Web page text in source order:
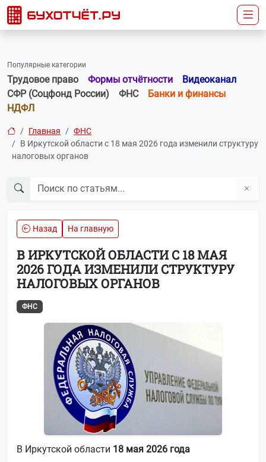
Популярные категории
Трудовое право Формы отчётности
Видеоканал
СФР (Соцфонд России)
ФНС
Банки и финансы
НДФЛ
Главная
ФНС
В Иркутской области с 18 мая 2026 года изменили структуру
налоговых органов
Назад На главную
В ИРКУТСКОЙ ОБЛАСТИ С 18 МАЯ
2026 ГОДА ИЗМЕНИЛИ СТРУКТУРУ
НАЛОГОВЫХ ОРГАНОВ
ФНС
В Иркутской области 18 мая 2026 года